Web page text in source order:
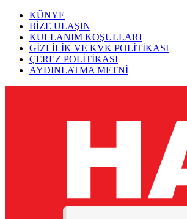
KÜNYE
BİZE ULAŞIN
KULLANIM KOŞULLARI
GİZLİLİK VE KVK POLİTİKASI
ÇEREZ POLİTİKASI
AYDINLATMA METNİ